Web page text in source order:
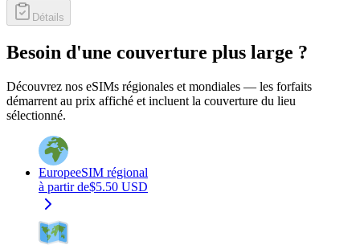
Détails
Besoin d'une couverture plus large ?
Découvrez nos eSIMs régionales et mondiales — les forfaits
démarrent au prix affiché et incluent la couverture du lieu
sélectionné.
EuropeeSIM régional
à partir de$5.50 USD